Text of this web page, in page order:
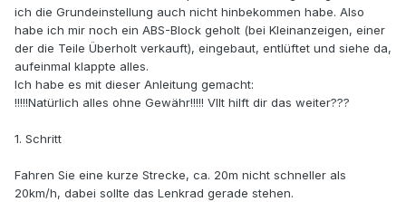
ich die Grundeinstellung auch nicht hinbekommen habe. Also
habe ich mir noch ein ABS-Block geholt (bei Kleinanzeigen, einer
der die Teile Überholt verkauft), eingebaut, entlüftet und siehe da,
aufeinmal klappte alles.
Ich habe es mit dieser Anleitung gemacht:
!!!!!Natürlich alles ohne Gewähr!!!!! Vllt hilft dir das weiter???
1. Schritt
Fahren Sie eine kurze Strecke, ca. 20m nicht schneller als
20km/h, dabei sollte das Lenkrad gerade stehen.